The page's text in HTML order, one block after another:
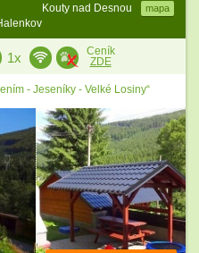
Kouty nad Desnou mapa
1x
Ceník
ZDE
- Jeseníky - Velké Losiny“